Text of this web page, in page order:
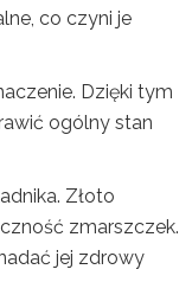
co czyni je
Dzięki tym
ogólny stan
Złoto
zmarszczek.
jej zdrowy